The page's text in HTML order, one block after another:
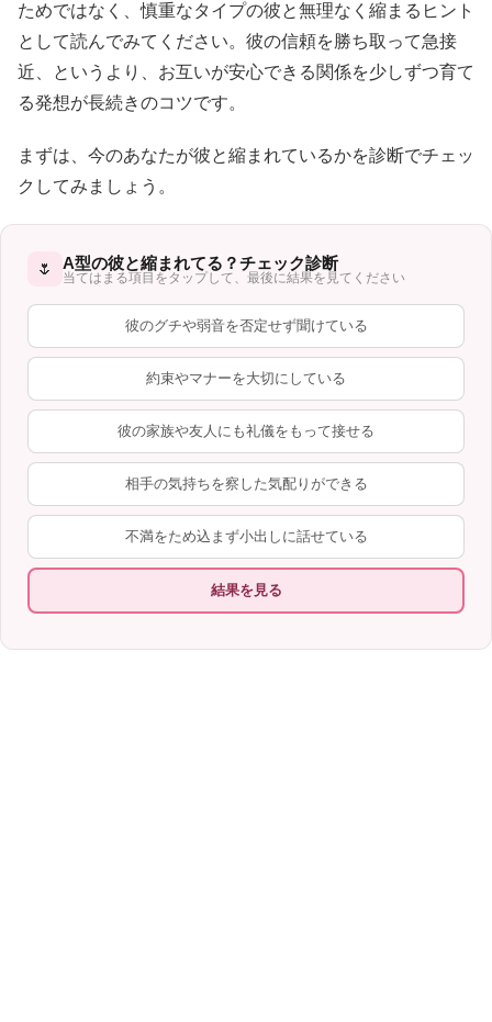
ためではなく、慎重なタイプの彼と無理なく縮まるヒント
として読んでみてください。彼の信頼を勝ち取って急接
近、というより、お互いが安心できる関係を少しずつ育て
る発想が長続きのコツです。
まずは、今のあなたが彼と縮まれているかを診断でチェッ
クしてみましょう。
🌷 A型の彼と縮まれてる？チェック診断
当てはまる項目をタップして、最後に結果を見てください
彼のグチや弱音を否定せず聞けている
約束やマナーを大切にしている
彼の家族や友人にも礼儀をもって接せる
相手の気持ちを察した気配りができる
不満をため込まず小出しに話せている
結果を見る